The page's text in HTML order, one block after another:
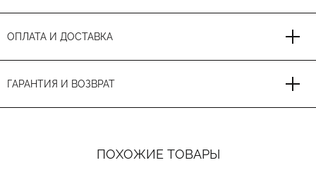
ОПЛАТА И ДОСТАВКА
ГАРАНТИЯ И ВОЗВРАТ
ПОХОЖИЕ ТОВАРЫ